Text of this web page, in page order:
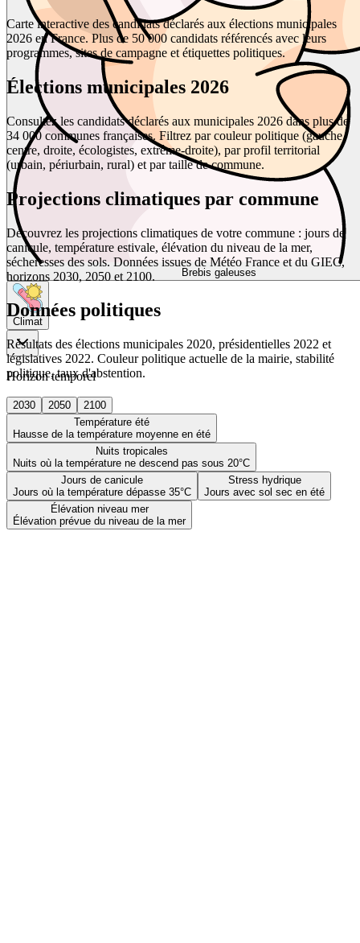
Brebis galeuses
Climat
Horizon temporel
2030 2050
2100
Température été
Hausse de la température moyenne en été
Nuits tropicales
Nuits où la température ne descend pas sous 20°C
Jours de canicule
Jours où la température dépasse 35°C
Stress hydrique
Jours avec sol sec en été
Élévation niveau mer
Élévation prévue du niveau de la mer
Carte interactive des candidats déclarés aux élections municipales
2026 en France. Plus de 50 000 candidats référencés avec leurs
programmes, sites de campagne et étiquettes politiques.
Élections municipales 2026
Consultez les candidats déclarés aux municipales 2026 dans plus de
34 000 communes françaises. Filtrez par couleur politique (gauche,
centre, droite, écologistes, extrême-droite), par profil territorial
(urbain, périurbain, rural) et par taille de commune.
Projections climatiques par commune
Découvrez les projections climatiques de votre commune : jours de
canicule, température estivale, élévation du niveau de la mer,
sécheresses des sols. Données issues de Météo France et du GIEC,
horizons 2030, 2050 et 2100.
Données politiques
Résultats des élections municipales 2020, présidentielles 2022 et
législatives 2022. Couleur politique actuelle de la mairie, stabilité
politique, taux d'abstention.